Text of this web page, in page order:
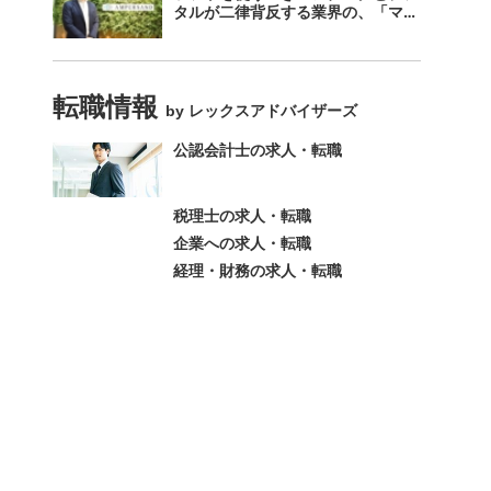
タルが二律背反する業界の、「マネ
転職情報 by レックスアドバイザーズ
公認会計士の求人・転職
税理士の求人・転職
企業への求人・転職
経理・財務の求人・転職